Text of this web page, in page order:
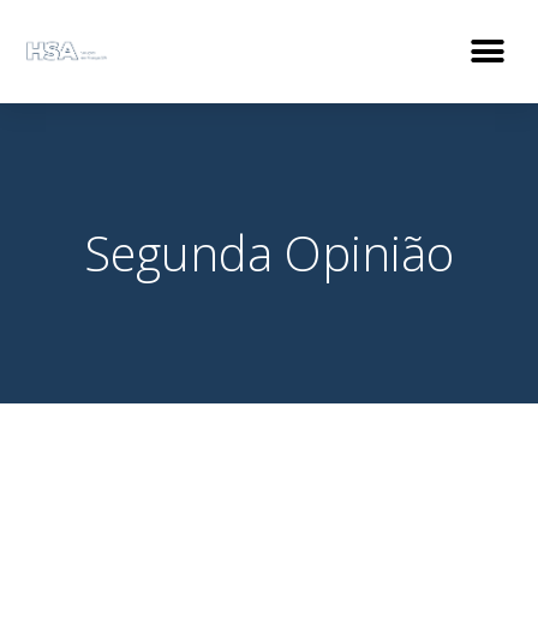
Segunda Opinião